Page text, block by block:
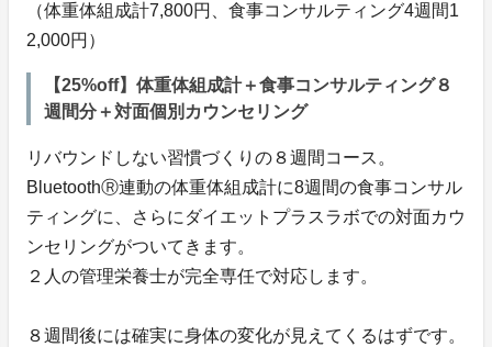
（体重体組成計7,800円、食事コンサルティング4週間1
2,000円）
【25%off】体重体組成計＋食事コンサルティング８
週間分＋対面個別カウンセリング
リバウンドしない習慣づくりの８週間コース。
BluetoothⓇ連動の体重体組成計に8週間の食事コンサル
ティングに、さらにダイエットプラスラボでの対面カウ
ンセリングがついてきます。
２人の管理栄養士が完全専任で対応します。
８週間後には確実に身体の変化が見えてくるはずです。